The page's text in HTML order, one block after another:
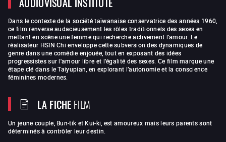
Dans le contexte de la société taïwanaise conservatrice des années 1960,
ce film renverse audacieusement les rôles traditionnels des sexes en
mettant en scène une femme qui recherche activement l'amour. Le
réalisateur HSIN Chi enveloppe cette subversion des dynamiques de
genre dans une comédie enjouée, tout en exposant des idées
progressistes sur l'amour libre et l'égalité des sexes. Ce film marque une
étape clé dans le Taiyupian, en explorant l’autonomie et la conscience
féminines modernes.
LA FICHEFILM
Un jeune couple, Bun-tik et Kui-ki, est amoureux mais leurs parents sont
déterminés à contrôler leur destin.